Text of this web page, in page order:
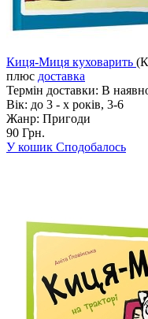
Киця-Миця куховарить
плюс доставка
Термін доставки: В
Вік: до 3 - х років, 3-6
Жанр: Пригоди
90 Грн.
У кошик Сподобалось